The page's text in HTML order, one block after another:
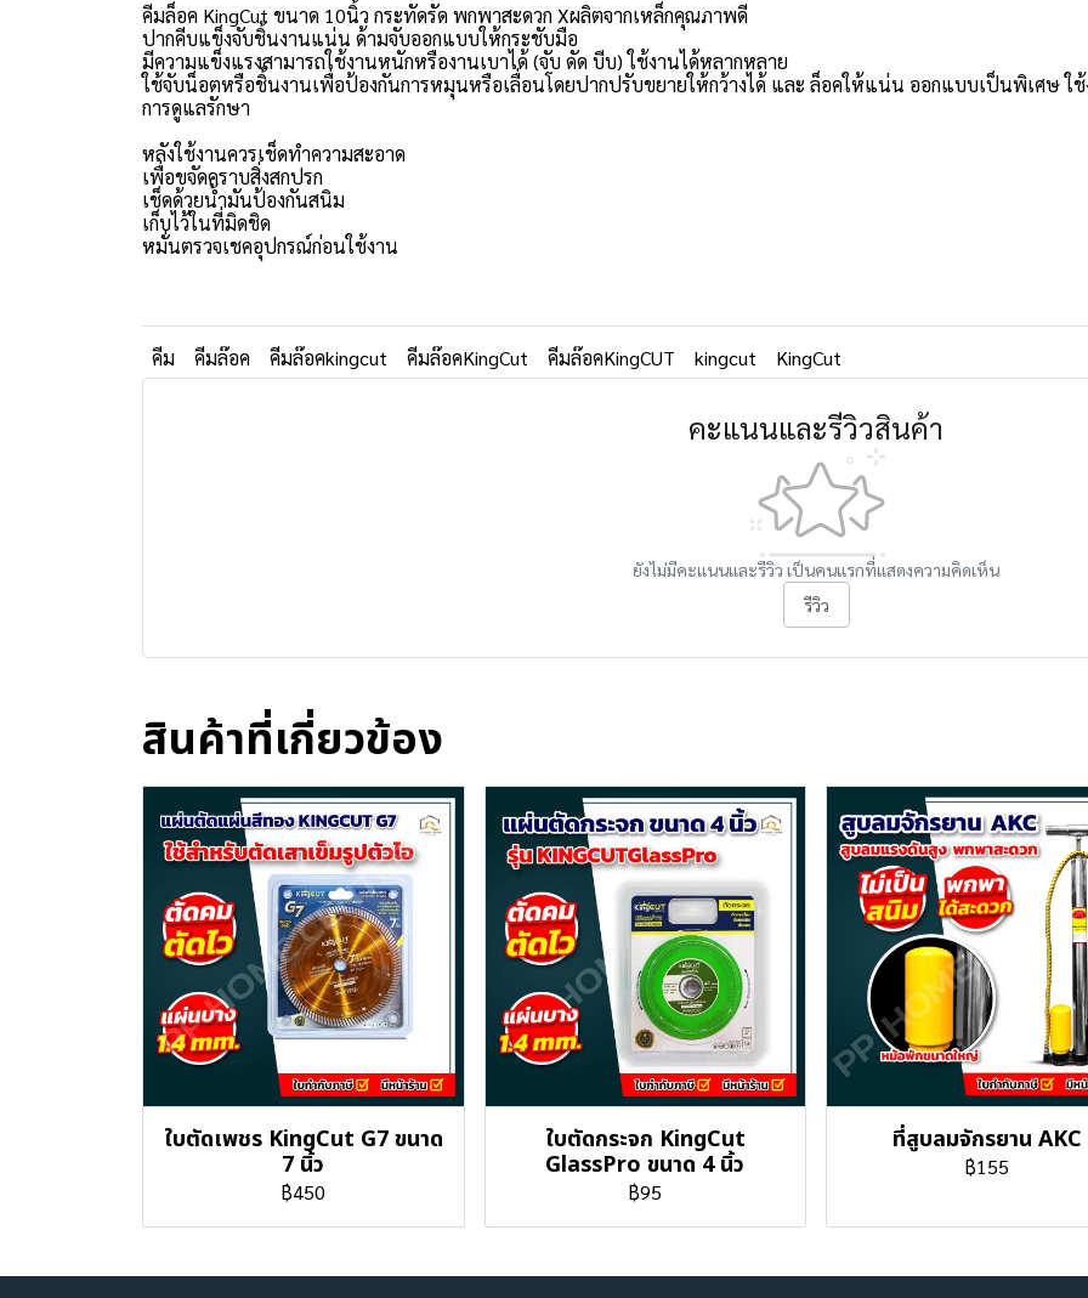
คีมล็อค KingCut ขนาด 10นิ้ว กระทัดรัด พกพาสะดวก Xผลิตจากเหล็กคุณภาพดี
ปากคีบแข็งจับชิ้นงานแน่น ด้ามจับออกแบบให้กระชับมือ
มีความแข็งแรงสามารถใช้งานหนักหรืองานเบาได้ (จับ ดัด บีบ) ใช้งานได้หลากหลาย
ใช้จับน็อตหรือชิ้นงานเพื่อป้องกันการหมุนหรือเลื่อนโดยปากปรับขยายให้กว้างได้ และ ล็อคให้แน่น ออกแบบเป็นพิเศษ ใช้
การดูแลรักษา
หลังใช้งานควรเช็ดทำความสะอาด
เพื่อขจัดคราบสิ่งสกปรก ️
เช็ดด้วยน้ำมันป้องกันสนิม ️
เก็บไว้ในที่มิดชิด ️
หมั่นตรวจเชคอุปกรณ์ก่อนใช้งาน
คีม คีมล๊อค คีมล๊อคkingcut คีมล๊อคKingCut คีมล๊อคKingCUT kingcut KingCut
คะแนนและรีวิวสินค้า
ยังไม่มีคะแนนและรีวิว เป็นคนแรกที่แสดงความคิดเห็น
รีวิว
สินค้าที่เกี่ยวข้อง
ใบตัดเพชร KingCut G7 ขนาด
7 นิ้ว
฿450
ใบตัดกระจก KingCut
GlassPro ขนาด 4 นิ้ว
฿95
ที่สูบลมจักรยาน AKC
฿155